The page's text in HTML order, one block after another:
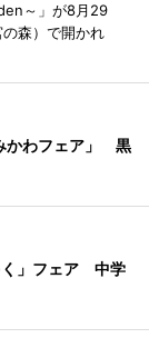
～」が8月29
森）で開かれ
かわフェア」 黒
く」フェア 中学